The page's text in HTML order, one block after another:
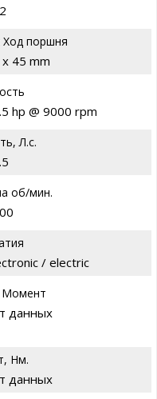
Ход поршня
45 mm
hp @ 9000 rpm
Л.с.
об/мин.
/ electric
Момент
данных
Нм.
данных